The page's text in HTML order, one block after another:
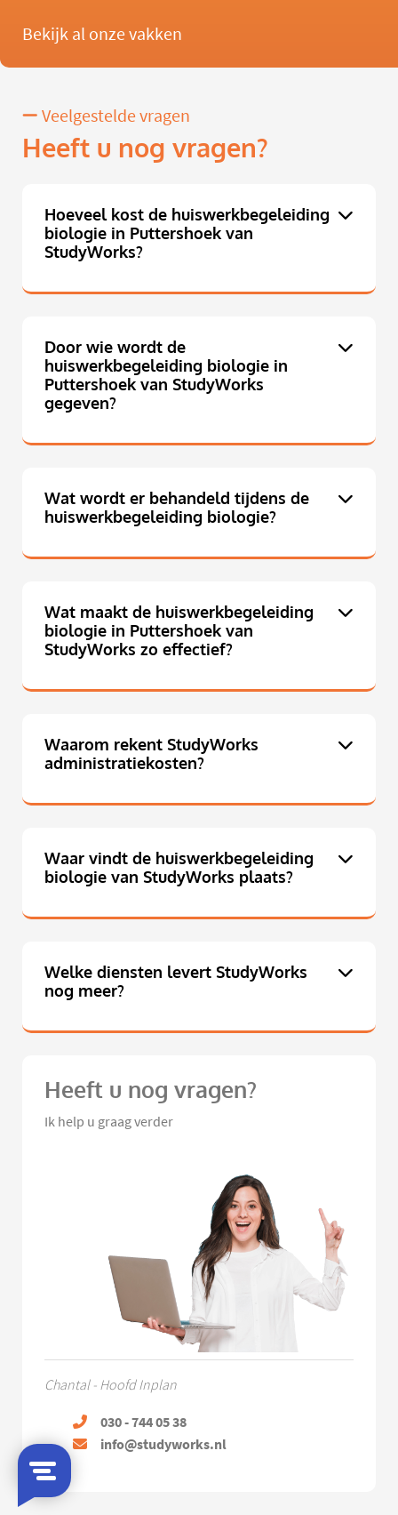
Bekijk al onze vakken
Veelgestelde vragen
Heeft u nog vragen?
Hoeveel kost de huiswerkbegeleiding
biologie in Puttershoek van
StudyWorks?
Door wie wordt de
huiswerkbegeleiding biologie in
Puttershoek van StudyWorks
gegeven?
Wat wordt er behandeld tijdens de
huiswerkbegeleiding biologie?
Wat maakt de huiswerkbegeleiding
biologie in Puttershoek van
StudyWorks zo effectief?
Waarom rekent StudyWorks
administratiekosten?
Waar vindt de huiswerkbegeleiding
biologie van StudyWorks plaats?
Welke diensten levert StudyWorks
nog meer?
Heeft u nog vragen?
Ik help u graag verder
Chantal - Hoofd Inplan
030 - 744 05 38
info@studyworks.nl